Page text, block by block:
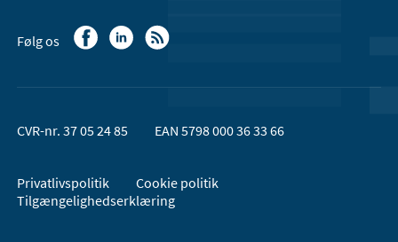
Følg os
CVR-nr. 37 05 24 85 EAN 5798 000 36 33 66
Privatlivspolitik
Cookie politik
Tilgængelighedserklæring